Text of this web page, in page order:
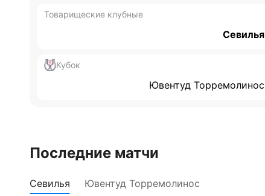
Товарищеские клубные
Севилья
Кубок
Ювентуд Торремолинос
Последние матчи
Севилья Ювентуд Торремолинос